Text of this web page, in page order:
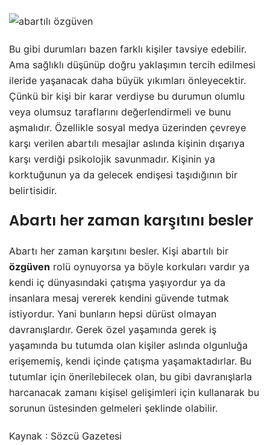
Bu gibi durumları bazen farklı kişiler tavsiye edebilir.
Ama sağlıklı düşünüp doğru yaklaşımın tercih edilmesi
ileride yaşanacak daha büyük yıkımları önleyecektir.
Çünkü bir kişi bir karar verdiyse bu durumun olumlu
veya olumsuz taraflarını değerlendirmeli ve bunu
aşmalıdır. Özellikle sosyal medya üzerinden çevreye
karşı verilen abartılı mesajlar aslında kişinin dışarıya
karşı verdiği psikolojik savunmadır. Kişinin ya
korktuğunun ya da gelecek endişesi taşıdığının bir
belirtisidir.
Abartı her zaman karşıtını besler
Abartı her zaman karşıtını besler. Kişi abartılı bir
özgüven rolü oynuyorsa ya böyle korkuları vardır ya
kendi iç dünyasındaki çatışma yaşıyordur ya da
insanlara mesaj vererek kendini güvende tutmak
istiyordur. Yani bunların hepsi dürüst olmayan
davranışlardır. Gerek özel yaşamında gerek iş
yaşamında bu tutumda olan kişiler aslında olgunluğa
erişememiş, kendi içinde çatışma yaşamaktadırlar. Bu
tutumlar için önerilebilecek olan, bu gibi davranışlarla
harcanacak zamanı kişisel gelişimleri için kullanarak bu
sorunun üstesinden gelmeleri şeklinde olabilir.
Kaynak : Sözcü Gazetesi